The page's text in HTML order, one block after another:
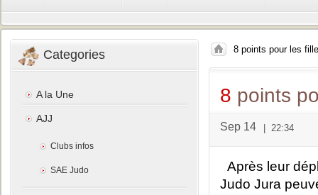
8 points pour les
8 points
Sep 14 22:34
Après leur
Judo Jura
Categories
A la Une
AJJ
Clubs infos
SAE Judo